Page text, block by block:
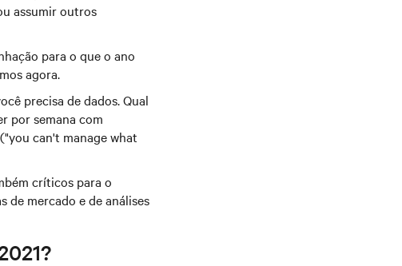
assumir outros
para o que o ano
agora.
precisa de dados. Qual
por semana com
can't manage what
críticos para o
de mercado e de análises